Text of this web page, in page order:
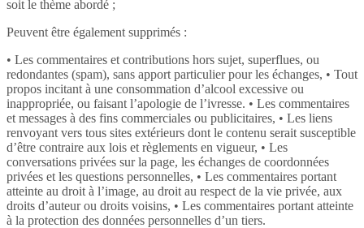
soit le thème abordé ;
Peuvent être également supprimés :
• Les commentaires et contributions hors sujet, superflues, ou
redondantes (spam), sans apport particulier pour les échanges, • Tout
propos incitant à une consommation d’alcool excessive ou
inappropriée, ou faisant l’apologie de l’ivresse. • Les commentaires
et messages à des fins commerciales ou publicitaires, • Les liens
renvoyant vers tous sites extérieurs dont le contenu serait susceptible
d’être contraire aux lois et règlements en vigueur, • Les
conversations privées sur la page, les échanges de coordonnées
privées et les questions personnelles, • Les commentaires portant
atteinte au droit à l’image, au droit au respect de la vie privée, aux
droits d’auteur ou droits voisins, • Les commentaires portant atteinte
à la protection des données personnelles d’un tiers.